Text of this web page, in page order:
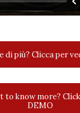
di più? Clicca per
to know more?
DEMO